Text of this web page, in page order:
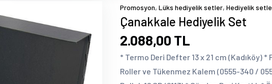
Promosyon, Lüks hediyelik setler, Hediyelik
Çanakkale Hediyelik Set
2.088,00 TL
* Termo Deri Defter 13 x 21 cm (Kadıköy)
Roller ve Tükenmez Kalem (0555-340 /